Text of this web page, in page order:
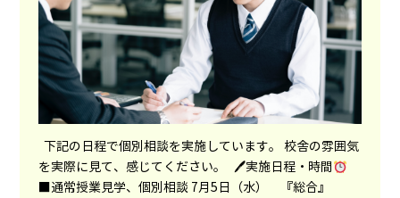
下記の日程で個別相談を実施しています。 校舎の雰囲気
を実際に見て、感じてください。 🖊実施日程・時間
■通常授業見学、個別相談 7月5日（水） 『総合』